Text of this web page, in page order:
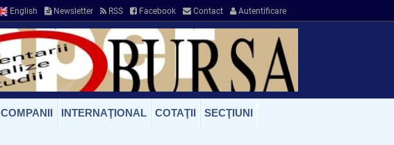
English Newsletter RSS Facebook Contact Autentificare
COMPANII INTERNAŢIONAL COTAŢII SECŢIUNI